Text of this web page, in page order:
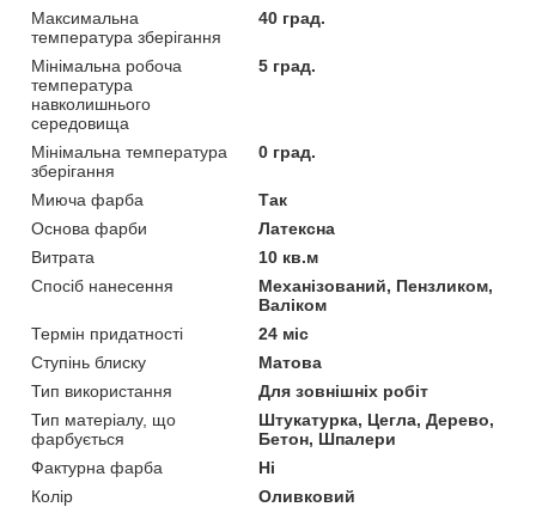
Максимальна
температура зберігання
40 град.
Мінімальна робоча
температура
навколишнього
середовища
5 град.
Мінімальна температура
зберігання
0 град.
Миюча фарба
Так
Основа фарби
Латексна
Витрата
10 кв.м
Спосіб нанесення
Механізований, Пензликом,
Валіком
Термін придатності
24 міс
Ступінь блиску
Матова
Тип використання
Для зовнішніх робіт
Тип матеріалу, що
фарбується
Штукатурка, Цегла, Дерево,
Бетон, Шпалери
Фактурна фарба
Ні
Колір
Оливковий